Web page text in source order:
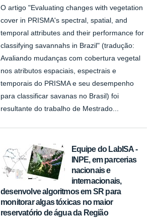
O artigo "Evaluating changes with vegetation
cover in PRISMA's spectral, spatial, and
temporal attributes and their performance for
classifying savannahs in Brazil" (tradução:
Avaliando mudanças com cobertura vegetal
nos atributos espaciais, espectrais e
temporais do PRISMA e seu desempenho
para classificar savanas no Brasil) foi
resultante do trabalho de Mestrado...
Equipe do LabISA -
INPE, em parcerias
nacionais e
internacionais,
desenvolve algoritmos em SR para
monitorar algas tóxicas no maior
reservatório de água da Região